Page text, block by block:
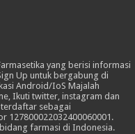
yang berisi informasi
Up untuk bergabung di
Android/IoS Majalah
Ikuti twitter, instagram dan
sebagai
127800022032400060001.
farmasi di Indonesia.